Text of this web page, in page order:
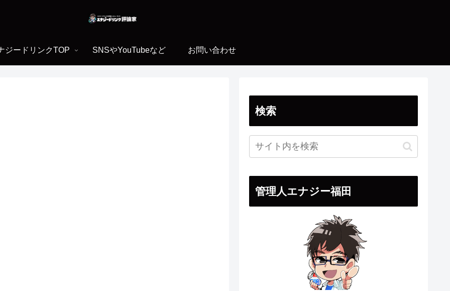
ジードリンクTOP SNSやYouTubeなど お問い合わせ
検索
管理人エナジー福田